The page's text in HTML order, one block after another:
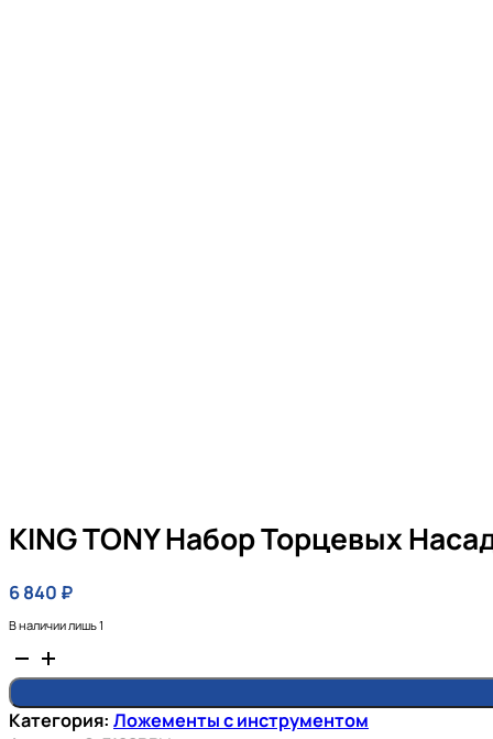
KING TONY Набор Торцевых
6 840 ₽
В наличии лишь 1
Количество
товара
KING
TONY
Категория: Ложементы с инструментом